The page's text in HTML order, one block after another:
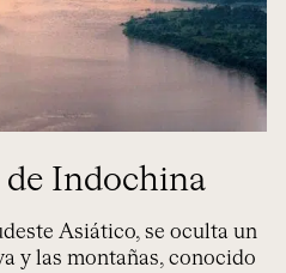
Indochina
Asiático, se oculta un
y las montañas, conocido